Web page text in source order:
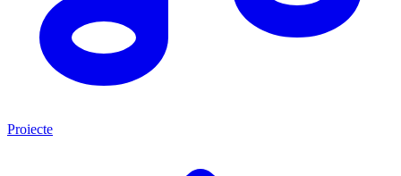
Proiecte